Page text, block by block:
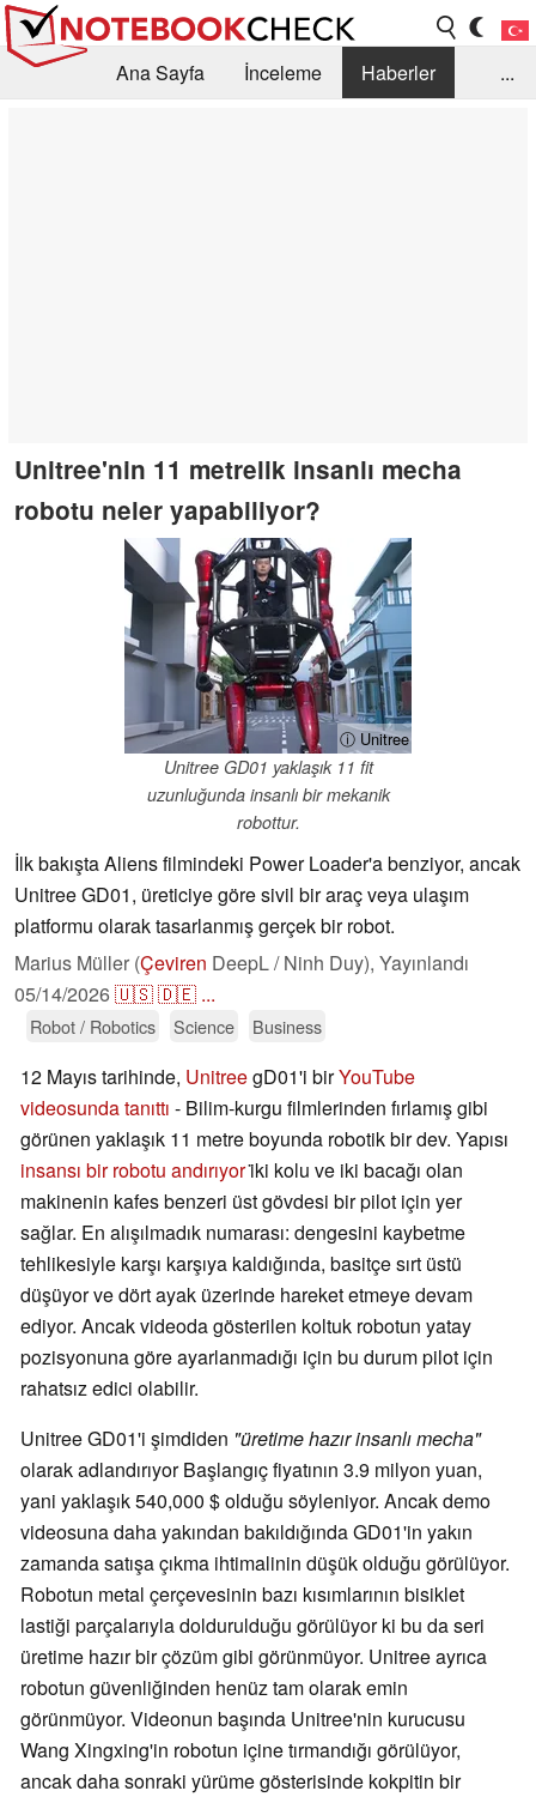
Ana Sayfa İnceleme
Haberler
...
Unitree'nin 11 metrelik insanlı mecha
robotu neler yapabiliyor?
ⓘ Unitree
Unitree GD01 yaklaşık 11 fit
uzunluğunda insanlı bir mekanik
robottur.
İlk bakışta Aliens filmindeki Power Loader'a benziyor, ancak
Unitree GD01, üreticiye göre sivil bir araç veya ulaşım
platformu olarak tasarlanmış gerçek bir robot.
Marius Müller (Çeviren DeepL / Ninh Duy), Yayınlandı
05/14/2026🇺🇸🇩🇪 ...
Robot / Robotics Science Business
12 Mayıs tarihinde, UnitreegD01'i birYouTube
videosunda tanıttı - Bilim-kurgu filmlerinden fırlamış gibi
görünen yaklaşık 11 metre boyunda robotik bir dev. Yapısı
insansı bir robotu andırıyori̇ki kolu ve iki bacağı olan
makinenin kafes benzeri üst gövdesi bir pilot için yer
sağlar. En alışılmadık numarası: dengesini kaybetme
tehlikesiyle karşı karşıya kaldığında, basitçe sırt üstü
düşüyor ve dört ayak üzerinde hareket etmeye devam
ediyor. Ancak videoda gösterilen koltuk robotun yatay
pozisyonuna göre ayarlanmadığı için bu durum pilot için
rahatsız edici olabilir.
Unitree GD01'i şimdiden "üretime hazır insanlı mecha"
olarak adlandırıyor Başlangıç fiyatının 3.9 milyon yuan,
yani yaklaşık 540,000 $ olduğu söyleniyor. Ancak demo
videosuna daha yakından bakıldığında GD01'in yakın
zamanda satışa çıkma ihtimalinin düşük olduğu görülüyor.
Robotun metal çerçevesinin bazı kısımlarının bisiklet
lastiği parçalarıyla doldurulduğu görülüyor ki bu da seri
üretime hazır bir çözüm gibi görünmüyor. Unitree ayrıca
robotun güvenliğinden henüz tam olarak emin
görünmüyor. Videonun başında Unitree'nin kurucusu
Wang Xingxing'in robotun içine tırmandığı görülüyor,
ancak daha sonraki yürüme gösterisinde kokpitin bir